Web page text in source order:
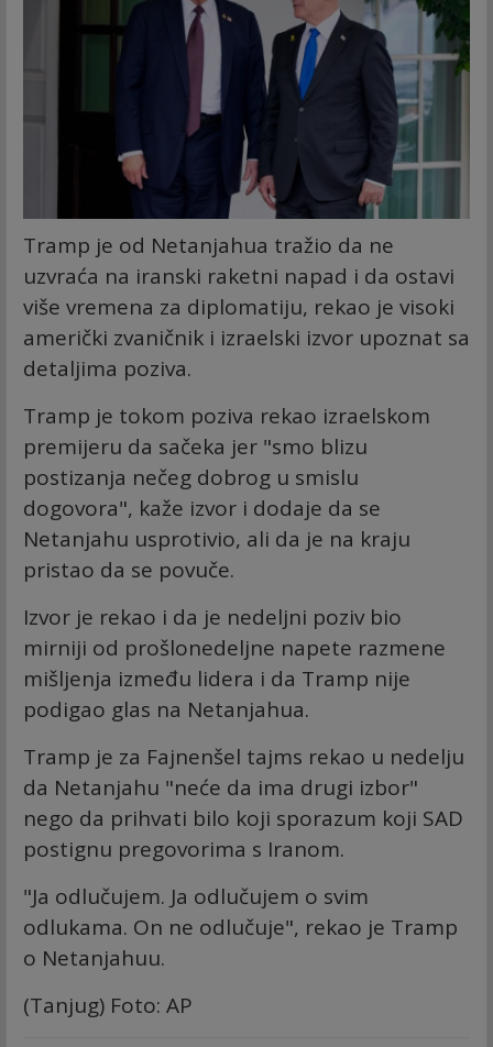
Tramp je od Netanjahua tražio da ne
uzvraća na iranski raketni napad i da ostavi
više vremena za diplomatiju, rekao je visoki
američki zvaničnik i izraelski izvor upoznat sa
detaljima poziva.
Tramp je tokom poziva rekao izraelskom
premijeru da sačeka jer "smo blizu
postizanja nečeg dobrog u smislu
dogovora", kaže izvor i dodaje da se
Netanjahu usprotivio, ali da je na kraju
pristao da se povuče.
Izvor je rekao i da je nedeljni poziv bio
mirniji od prošlonedeljne napete razmene
mišljenja između lidera i da Tramp nije
podigao glas na Netanjahua.
Tramp je za Fajnenšel tajms rekao u nedelju
da Netanjahu "neće da ima drugi izbor"
nego da prihvati bilo koji sporazum koji SAD
postignu pregovorima s Iranom.
"Ja odlučujem. Ja odlučujem o svim
odlukama. On ne odlučuje", rekao je Tramp
o Netanjahuu.
(Tanjug) Foto: AP